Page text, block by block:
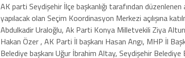
AK parti Seydişehir İlçe başkanlığı tarafından
yapılacak olan Seçim Koordinasyon Merkezi açılışına
Abdulkadir Uraloğlu, Ak Parti Konya Milletvekili Ziya
Hakan Özer , AK Parti İl başkanı Hasan Angı, MHP İl
Belediye başkanı Uğur İbrahim Altay, Seydişehir